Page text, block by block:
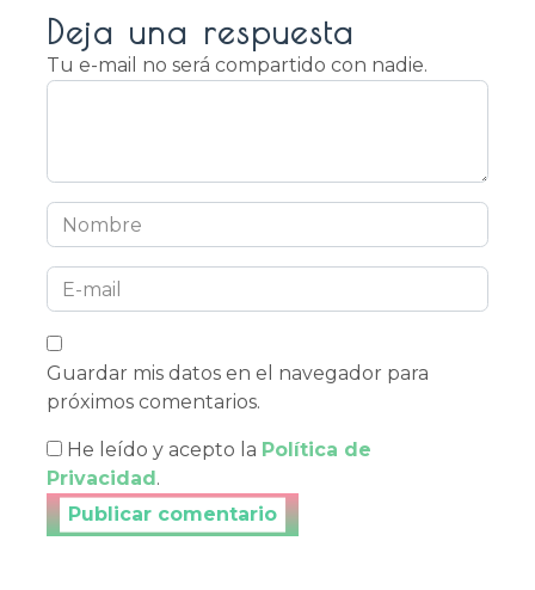
Deja una respuesta
Tu e-mail no será compartido con nadie.
Guardar mis datos en el navegador para
próximos comentarios.
He leído y acepto la Política de
Privacidad.
Publicar tu comentario